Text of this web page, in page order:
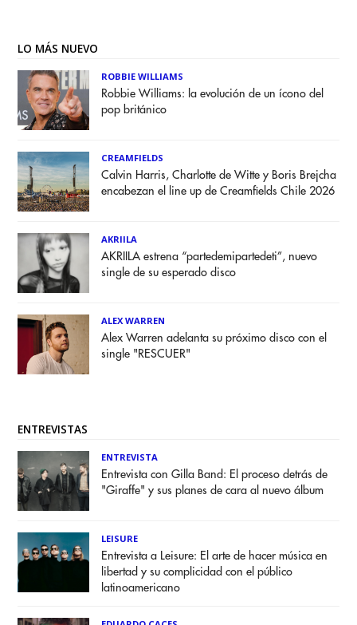
LO MÁS NUEVO
ROBBIE WILLIAMS
Robbie Williams: la evolución de un ícono del
pop británico
CREAMFIELDS
Calvin Harris, Charlotte de Witte y Boris Brejcha
encabezan el line up de Creamfields Chile 2026
AKRIILA
AKRIILA estrena “partedemipartedeti”, nuevo
single de su esperado disco
ALEX WARREN
Alex Warren adelanta su próximo disco con el
single "RESCUER"
ENTREVISTAS
ENTREVISTA
Entrevista con Gilla Band: El proceso detrás de
"Giraffe" y sus planes de cara al nuevo álbum
LEISURE
Entrevista a Leisure: El arte de hacer música en
libertad y su complicidad con el público
latinoamericano